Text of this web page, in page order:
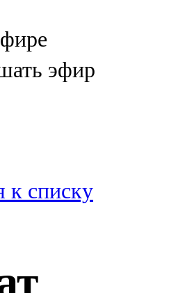
эфир
к списку